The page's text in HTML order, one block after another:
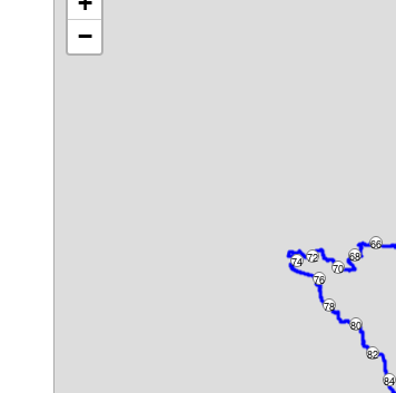
80
72
68
76
84
66
70
74
78
82
−